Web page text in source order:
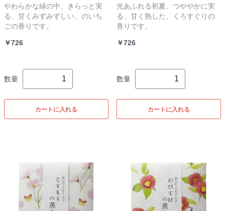
やわらかな緑の中、きらっと実
る、甘くみずみずしい、のいち
ごの香りです。
￥726
数量
カートに入れる
光あふれる初夏、つややかに実
る、甘く熟した、くろすぐりの
香りです。
￥726
数量
カートに入れる